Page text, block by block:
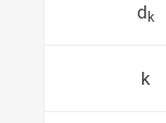
d k
k